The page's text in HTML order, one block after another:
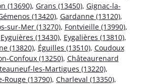
(13690), Grans (13450), Gignac-la-
(13420), Gardanne (13120),
sur-Mer (13270), Fontvieille (13990),
Eyguières (13430), Eygalières (13810),
(13820), Éguilles (13510), Coudoux
Confoux (13250), Châteaurenard
les-Martigues (13220),
(13790), Charleval (13350),